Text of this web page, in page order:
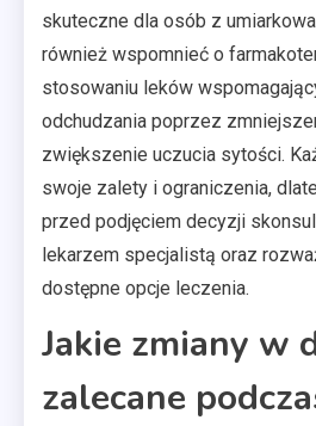
skuteczne dla osób z
również wspomnieć o
stosowaniu leków
odchudzania poprzez
zwiększenie uczucia sytości.
swoje zalety i ograniczenia,
przed podjęciem decyzji
lekarzem specjalistą oraz
dostępne opcje leczenia.
Jakie zmiany w
zalecane